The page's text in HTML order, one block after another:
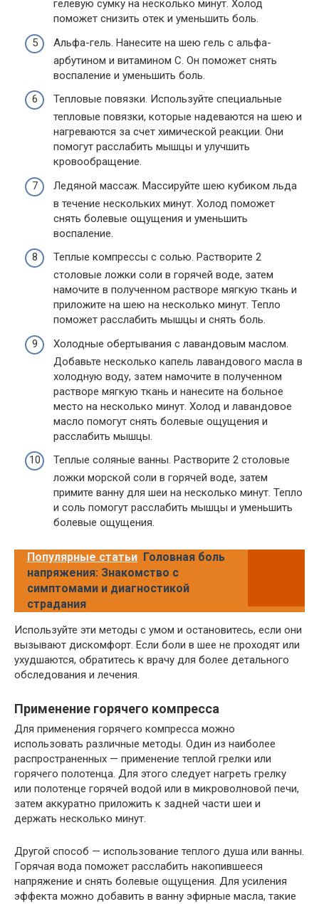
гелевую сумку на несколько минут. Холод
поможет снизить отек и уменьшить боль.
Альфа-гель. Нанесите на шею гель с альфа-
арбутином и витамином С. Он поможет снять
воспаление и уменьшить боль.
Тепловые повязки. Используйте специальные
тепловые повязки, которые надеваются на шею и
нагреваются за счет химической реакции. Они
помогут расслабить мышцы и улучшить
кровообращение.
Ледяной массаж. Массируйте шею кубиком льда
в течение нескольких минут. Холод поможет
снять болевые ощущения и уменьшить
воспаление.
Теплые компрессы с солью. Растворите 2
столовые ложки соли в горячей воде, затем
намочите в полученном растворе мягкую ткань и
приложите на шею на несколько минут. Тепло
поможет расслабить мышцы и снять боль.
Холодные обертывания с лавандовым маслом.
Добавьте несколько капель лавандового масла в
холодную воду, затем намочите в полученном
растворе мягкую ткань и нанесите на больное
место на несколько минут. Холод и лавандовое
масло помогут снять болевые ощущения и
расслабить мышцы.
Теплые соляные ванны. Растворите 2 столовые
ложки морской соли в горячей воде, затем
примите ванну для шеи на несколько минут. Тепло
и соль помогут расслабить мышцы и уменьшить
болевые ощущения.
Популярные статьи Головная боль
напряжения: Знакомство с
симптомами и диагностикой
страдания
Используйте эти методы с умом и остановитесь, если они
вызывают дискомфорт. Если боли в шее не проходят или
ухудшаются, обратитесь к врачу для более детального
обследования и лечения.
Применение горячего компресса
Для применения горячего компресса можно
использовать различные методы. Один из наиболее
распространенных — применение теплой грелки или
горячего полотенца. Для этого следует нагреть грелку
или полотенце горячей водой или в микроволновой печи,
затем аккуратно приложить к задней части шеи и
держать несколько минут.
Другой способ — использование теплого душа или ванны.
Горячая вода поможет расслабить накопившееся
напряжение и снять болевые ощущения. Для усиления
эффекта можно добавить в ванну эфирные масла, такие